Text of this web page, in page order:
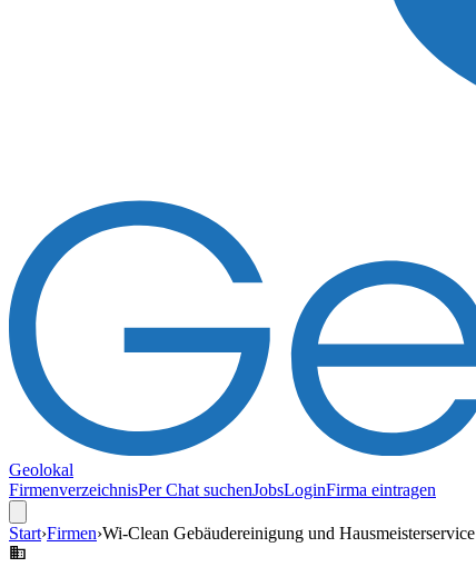
Geolokal
FirmenverzeichnisPer Chat suchenJobsLoginFirma eintragen
Start›Firmen›Wi-Clean Gebäudereinigung und Hausmeisterservice